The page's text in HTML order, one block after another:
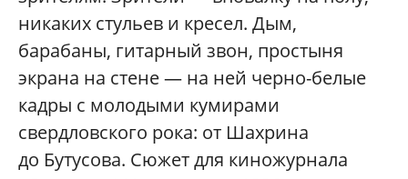
никаких стульев и кресел. Дым,
барабаны, гитарный звон, простыня
экрана на стене — на ней черно-белые
кадры с молодыми кумирами
свердловского рока: от Шахрина
до Бутусова. Сюжет для киножурнала